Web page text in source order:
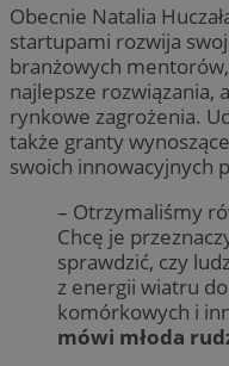
Obecnie Natalia
startupami rozwija
branżowych
najlepsze rozwiązania,
rynkowe zagrożenia.
także granty
swoich innowacyjnych
– Otrzymaliśmy
Chcę je
sprawdzić, czy
z energii wiatru
komórkowych i
mówi młoda